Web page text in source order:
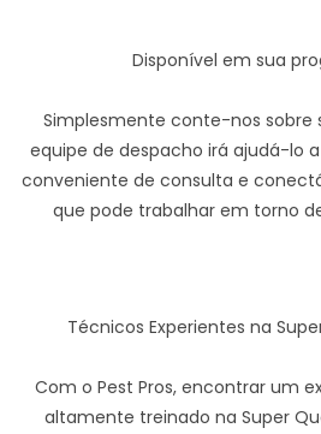
Disponível em sua
Simplesmente conte-nos sobre
equipe de despacho irá ajudá-lo
conveniente de consulta e
que pode trabalhar em torno
Técnicos Experientes na
Com o Pest Pros, encontrar um
altamente treinado na Super